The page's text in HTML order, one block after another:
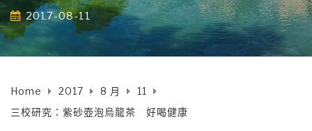
2017-08-11
Home 2017 8 月
11
三校研究：紫砂壺泡烏龍茶 好喝健康